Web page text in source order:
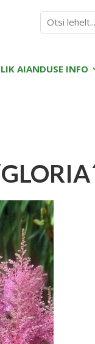
AIANDUSE INFO